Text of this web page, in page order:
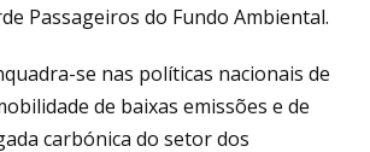
Passageiros do Fundo Ambiental.
se nas políticas nacionais de
de baixas emissões e de
carbónica do setor dos